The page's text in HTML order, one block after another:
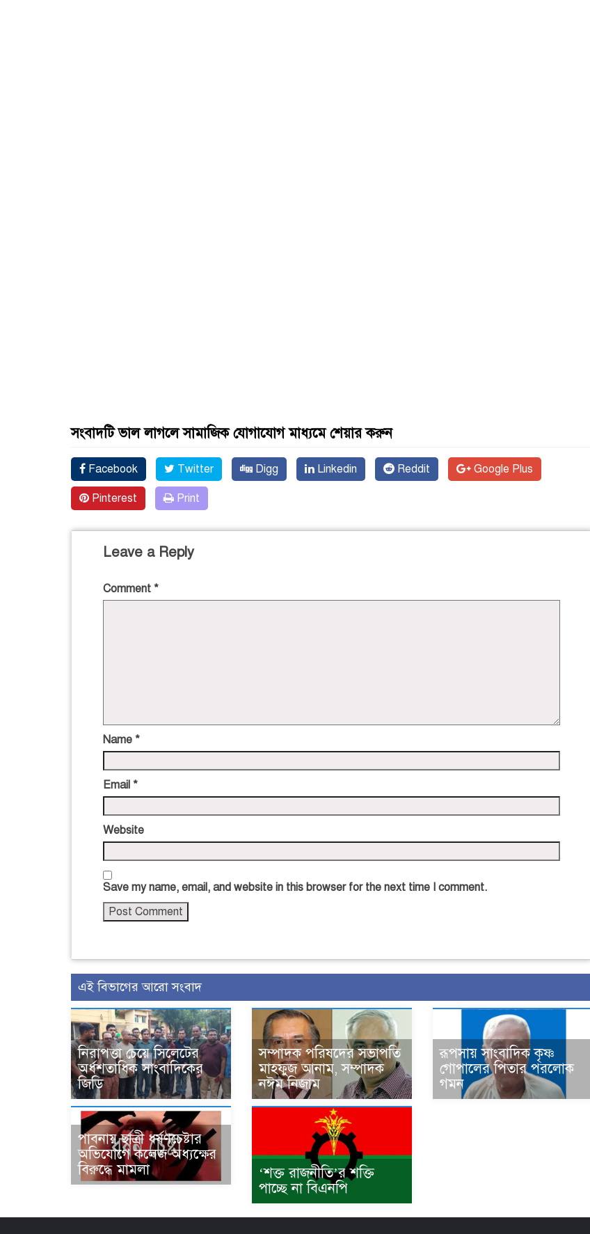
সংবাদটি ভাল লাগলে সামাজিক যোগাযোগ মাধ্যমে শেয়ার করুন
Facebook Twitter Digg Linkedin Reddit Google Plus
Pinterest Print
Leave a Reply
Comment *
Name *
Email *
Website
Save my name, email, and website in this browser for the next time I comment.
এই বিভাগের আরো সংবাদ
নিরাপত্তা চেয়ে সিলেটের
অর্ধশতাধিক সাংবাদিকের
জিডি
সম্পাদক পরিষদের সভাপতি
মাহফুজ আনাম, সম্পাদক
নঈম নিজাম
রূপসায় সাংবাদিক কৃষ্ণ
গোপালের পিতার পরলোক
গমন
পাবনায় ছাত্রী ধর্ষণচেষ্টার
অভিযোগে কলেজ অধ্যক্ষের
বিরুদ্ধে মামলা
‘শক্ত রাজনীতি’র শক্তি
পাচ্ছে না বিএনপি